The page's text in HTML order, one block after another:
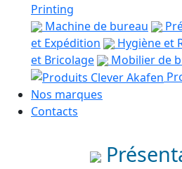
Printing
Machine de bureau
et Expédition
Hygiène et
et Bricolage
Mobilier de
Nos marques
Contacts